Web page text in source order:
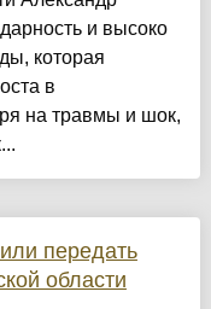
и высоко
которая
в
на травмы и шок,
передать
области